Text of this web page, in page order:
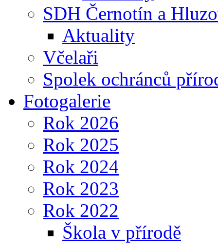
SDH Černotín a
Aktuality
Včelaři
Spolek ochránců
Fotogalerie
Rok 2026
Rok 2025
Rok 2024
Rok 2023
Rok 2022
Škola v přírodě